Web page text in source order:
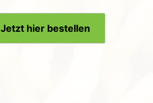
Jetzt hier bestellen